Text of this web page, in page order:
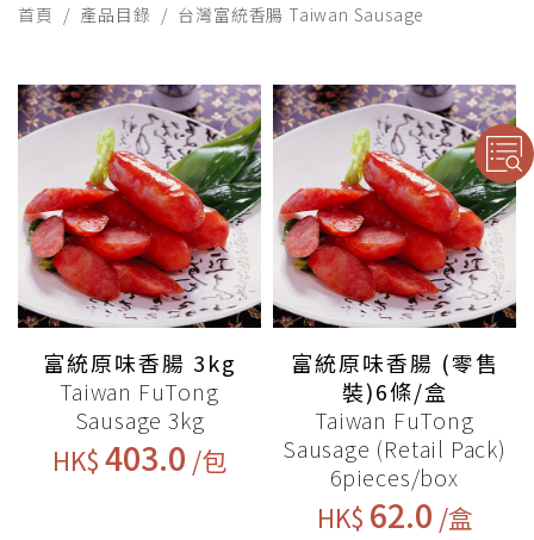
首頁 產品目錄 台灣富統香腸 Taiwan Sausage
富統原味香腸 3kg
Taiwan FuTong
Sausage 3kg
HK$ 403.0 /包
富統原味香腸 (零售
裝)6條/盒
Taiwan FuTong
Sausage (Retail Pack)
6pieces/box
HK$ 62.0 /盒